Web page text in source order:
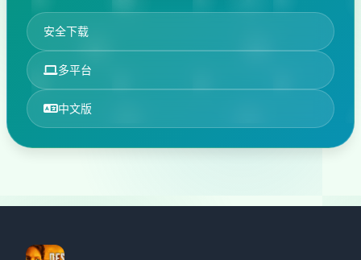
安全下载
多平台
中文版